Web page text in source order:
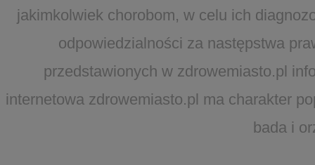
jakimkolwiek chorobom, w celu ich
odpowiedzialności za następstwa
przedstawionych w zdrowemiasto.pl
internetowa zdrowemiasto.pl ma charakter
bada i